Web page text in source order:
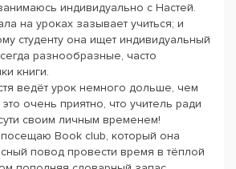
индивидуально с Настей.
на уроках зазывает учиться; и
студенту она ищет индивидуальный
разнообразные, часто
книги.
ведёт урок немного дольше, чем
очень приятно, что учитель ради
своим личным временем!
Book club, который она
повод провести время в тёплой